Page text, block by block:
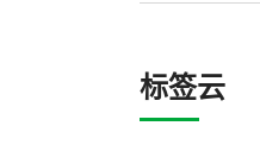
标签云